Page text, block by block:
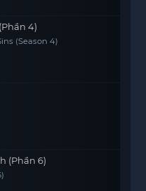
4)
(Season 4)
(Phần 6)